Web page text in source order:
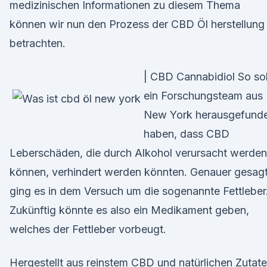
medizinischen Informationen zu diesem Thema
können wir nun den Prozess der CBD Öl herstellung
betrachten.
| CBD Cannabidiol So
ein Forschungsteam aus
New York
haben, dass CBD
Leberschäden, die durch Alkohol verursacht werden
können, verhindert werden könnten. Genauer
ging es in dem Versuch um die sogenannte Fettleber.
Zukünftig könnte es also ein Medikament geben,
welches der Fettleber vorbeugt.
Hergestellt aus reinstem CBD und natürlichen